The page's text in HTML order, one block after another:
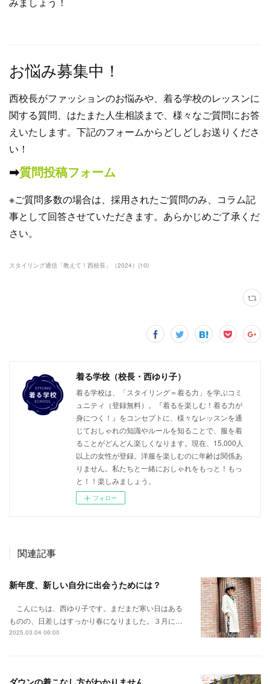
お悩み募集中！
西校長がファッションのお悩みや、着る学校のレッスンに
関する質問、はたまた人生相談まで、様々なご質問にお答
えいたします。下記のフォームからどしどしお送りくださ
い！
➡︎質問投稿フォーム
※ご質問多数の場合は、採用されたご質問のみ、コラム記
事として回答させていただきます。あらかじめご了承くだ
さい。
スタイリング通信「教えて！西校長」（2024） (10)
着る学校（校長・西ゆり子）
着る学校は、「スタイリング＝着る力」を学ぶコミ
ュニティ（登録無料）。『着るを楽しむ！着る力が
身につく！』をコンセプトに、様々なレッスンを通
じておしゃれの知識やルールを知ることで、服を着
ることがどんどん楽しくなります。現在、15,000人
以上の女性が登録。洋服を楽しむのに年齢は関係あ
りません。私たちと一緒におしゃれをもっと！もっ
と！！楽しみましょう。
フォロー
関連記事
新年度、新しい自分に出会うためには？
こんにちは、西ゆり子です。まだまだ寒い日はある
ものの、日差しはすっかり春になりました。３月に…
2025.03.04 06:00
ダウンの着こなし方がわかりません。